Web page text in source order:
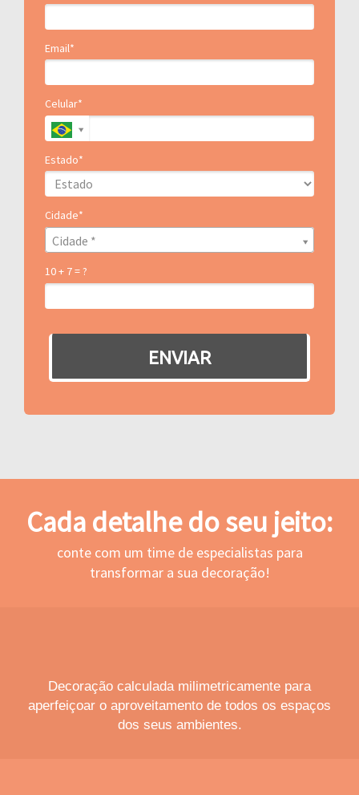
Email*
Celular*
Estado*
Cidade*
Cidade *
Cidade*
10 + 7 = ?
ENVIAR
Cada detalhe do seu jeito:
conte com um time de especialistas para
transformar a sua decoração!
Decoração calculada milimetricamente para
aperfeiçoar o aproveitamento de todos os espaços
dos seus ambientes.